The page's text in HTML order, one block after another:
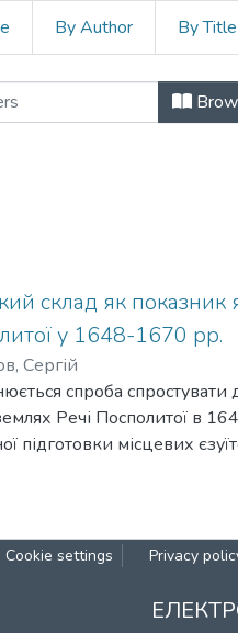
By Author By Title
Випуск
склад як показник
у 1648-1670 рр.
Сергій
спроба
Речі Посполитої в
підготовки місцевих
мов і досвіду
Cookie settings Privacy